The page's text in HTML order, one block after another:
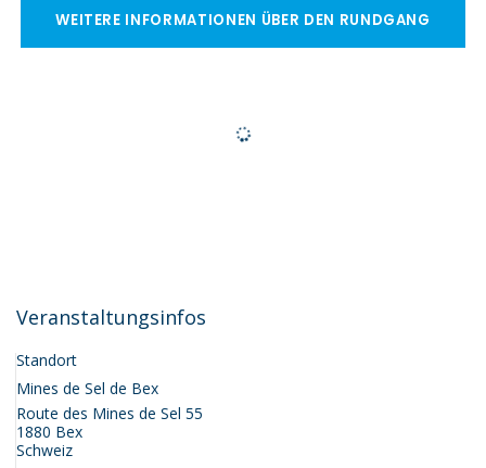
WEITERE INFORMATIONEN ÜBER DEN RUNDGANG
Veranstaltungsinfos
Standort
Mines de Sel de Bex
Route des Mines de Sel 55
1880 Bex
Schweiz